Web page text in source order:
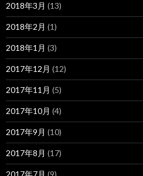
2018年3月 (13)
2018年2月 (1)
2018年1月 (3)
2017年12月 (12)
2017年11月 (5)
2017年10月 (4)
2017年9月 (10)
2017年8月 (17)
2017年7月 (9)